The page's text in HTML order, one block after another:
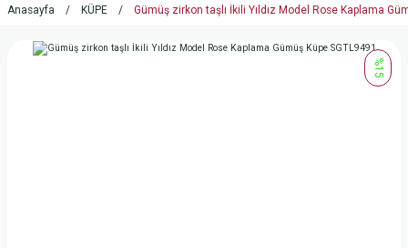
Anasayfa KÜPE Gümüş zirkon taşlı İkili Yıldız Model Rose Kaplama
%15